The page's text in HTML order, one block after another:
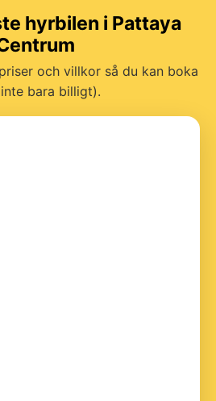
hyrbilen i Pattaya
och villkor så du kan boka
bara billigt).